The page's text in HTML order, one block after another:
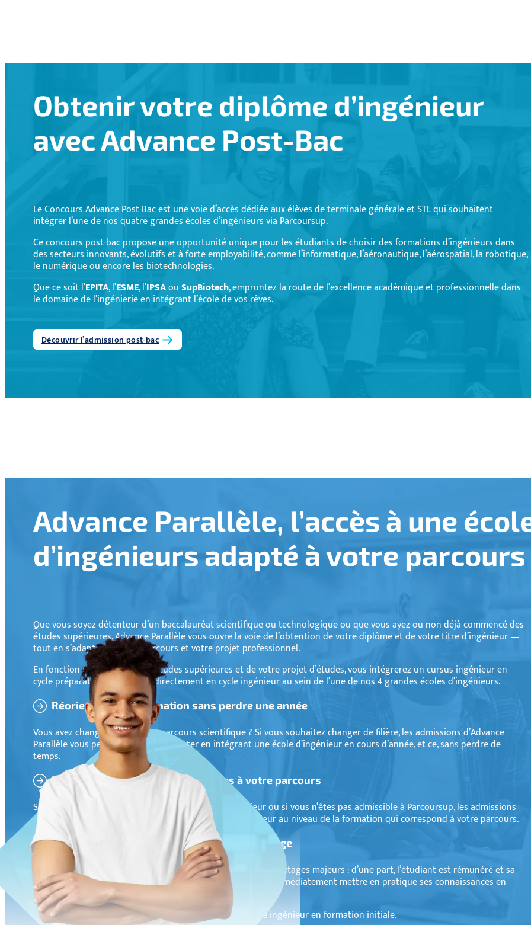
Obtenir votre diplôme d’ingénieur
avec Advance Post-Bac
Le Concours Advance Post-Bac est une voie d’accès dédiée aux élèves de terminale générale et STL qui souhaitent
intégrer l’une de nos quatre grandes écoles d’ingénieurs via Parcoursup.
Ce concours post-bac propose une opportunité unique pour les étudiants de choisir des formations d’ingénieurs dans
des secteurs innovants, évolutifs et à forte employabilité, comme l’informatique, l’aéronautique, l’aérospatial, la robotique,
le numérique ou encore les biotechnologies.
Que ce soit l’EPITA, l’ESME, l’IPSAouSupBiotech, empruntez la route de l’excellence académique et professionnelle dans
le domaine de l’ingénierie en intégrant l’école de vos rêves.
Découvrir l’admission post-bac
Advance Parallèle, l’accès à une
d’ingénieurs adapté à votre parcours
Que vous soyez détenteur d’un baccalauréat scientifique ou technologique ou que vous ayez ou non déjà commencé des
études supérieures, Advance Parallèle vous ouvre la voie de l’obtention de votre diplôme et de votre titre d’ingénieur —
tout en s’adaptant à votre parcours et votre projet professionnel.
En fonction de votre niveau d’études supérieures et de votre projet d’études, vous intégrerez un cursus ingénieur en
cycle préparatoire intégré ou directement en cycle ingénieur au sein de l’une de nos 4 grandes écoles d’ingénieurs.
Réorientez votre formation sans perdre une année
Vous avez changé d’avis sur un parcours scientifique ? Si vous souhaitez changer de filière, les admissions d’Advance
Parallèle vous permet de vous réorienter en intégrant une école d’ingénieur en cours d’année, et ce, sans perdre de
temps.
Des admissions parallèles adaptées à votre parcours
Si vous avez déjà un premier parcours d’études supérieur ou si vous n’êtes pas admissible à Parcoursup, les admissions
parallèles vous permettent d’intégrer un cursus d’ingénieur au niveau de la formation qui correspond à votre parcours.
Devenir ingénieur par la voie de l’apprentissage
Faire ses études d’ingénieur en alternance présente deux avantages majeurs : d’une part, l’étudiant est rémunéré et sa
formation est entièrement financée, et d’autre part, il peut immédiatement mettre en pratique ses connaissances en
entreprise.
Le diplôme d’ingénieur visé est équivalent à celui du cycle ingénieur en formation initiale.